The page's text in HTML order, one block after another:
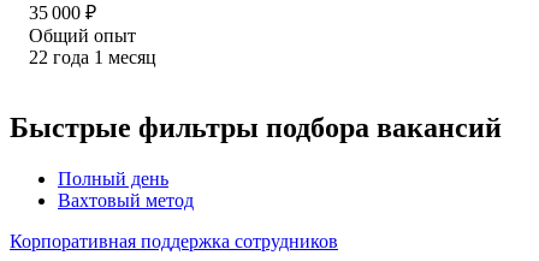
35 000 ₽
Общий опыт
22 года 1 месяц
Быстрые фильтры подбора вакансий
Полный день
Вахтовый метод
Корпоративная поддержка сотрудников